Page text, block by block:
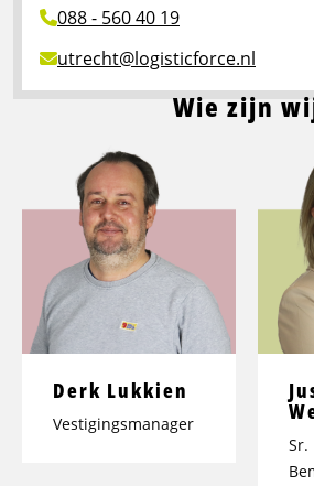
088 - 560 40 19
utrecht@logisticforce.nl
Wie zijn
Derk Lukkien
Vestigingsmanager
Sr.